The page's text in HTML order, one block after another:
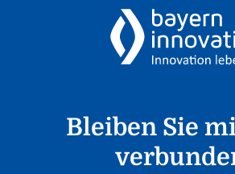
Bleiben Sie